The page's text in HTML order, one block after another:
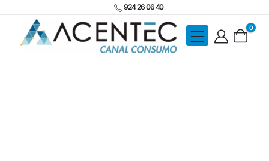
924 26 06 40
0